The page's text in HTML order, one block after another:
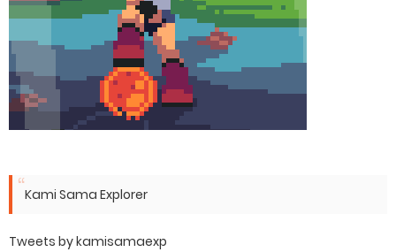
Kami Sama Explorer
Tweets by kamisamaexp